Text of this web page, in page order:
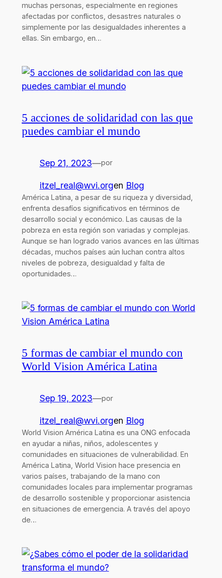
muchas personas, especialmente en regiones
afectadas por conflictos, desastres naturales o
simplemente por las desigualdades inherentes a
ellas. Sin embargo, en…
5 acciones de solidaridad con las que
puedes cambiar el mundo
Sep 21, 2023—por
itzel_real@wvi.orgen Blog
América Latina, a pesar de su riqueza y diversidad,
enfrenta desafíos significativos en términos de
desarrollo social y económico. Las causas de la
pobreza en esta región son variadas y complejas.
Aunque se han logrado varios avances en las últimas
décadas, muchos países aún luchan contra altos
niveles de pobreza, desigualdad y falta de
oportunidades…
5 formas de cambiar el mundo con
World Vision América Latina
Sep 19, 2023—por
itzel_real@wvi.orgen Blog
World Vision América Latina es una ONG enfocada
en ayudar a niñas, niños, adolescentes y
comunidades en situaciones de vulnerabilidad. En
América Latina, World Vision hace presencia en
varios países, trabajando de la mano con
comunidades locales para implementar programas
de desarrollo sostenible y proporcionar asistencia
en situaciones de emergencia. A través del apoyo
de…